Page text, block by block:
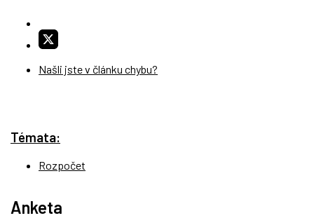
Našli jste v článku chybu?
Témata:
Rozpočet
Anketa